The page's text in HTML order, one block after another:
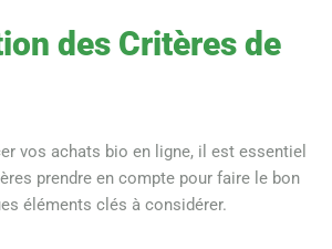
des Critères de
vos achats bio en ligne, il est essentiel
prendre en compte pour faire le bon
éléments clés à considérer.